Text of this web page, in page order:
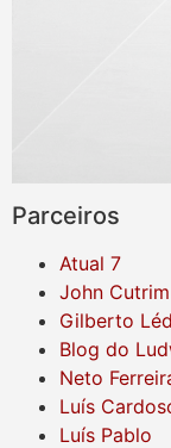
Parceiros
Atual 7
John Cutrim
Gilberto
Blog do
Neto
Luís
Luís Pablo